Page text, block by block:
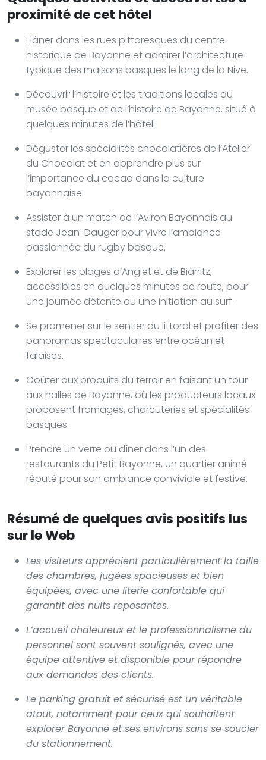
proximité de cet hôtel
Flâner dans les rues pittoresques du centre
historique de Bayonne et admirer l’architecture
typique des maisons basques le long de la Nive.
Découvrir l’histoire et les traditions locales au
musée basque et de l’histoire de Bayonne, situé à
quelques minutes de l’hôtel.
Déguster les spécialités chocolatières de l’Atelier
du Chocolat et en apprendre plus sur
l’importance du cacao dans la culture
bayonnaise.
Assister à un match de l’Aviron Bayonnais au
stade Jean-Dauger pour vivre l’ambiance
passionnée du rugby basque.
Explorer les plages d’Anglet et de Biarritz,
accessibles en quelques minutes de route, pour
une journée détente ou une initiation au surf.
Se promener sur le sentier du littoral et profiter des
panoramas spectaculaires entre océan et
falaises.
Goûter aux produits du terroir en faisant un tour
aux halles de Bayonne, où les producteurs locaux
proposent fromages, charcuteries et spécialités
basques.
Prendre un verre ou dîner dans l’un des
restaurants du Petit Bayonne, un quartier animé
réputé pour son ambiance conviviale et festive.
Résumé de quelques avis positifs lus
sur le Web
Les visiteurs apprécient particulièrement la taille
des chambres, jugées spacieuses et bien
équipées, avec une literie confortable qui
garantit des nuits reposantes.
L’accueil chaleureux et le professionnalisme du
personnel sont souvent soulignés, avec une
équipe attentive et disponible pour répondre
aux demandes des clients.
Le parking gratuit et sécurisé est un véritable
atout, notamment pour ceux qui souhaitent
explorer Bayonne et ses environs sans se soucier
du stationnement.